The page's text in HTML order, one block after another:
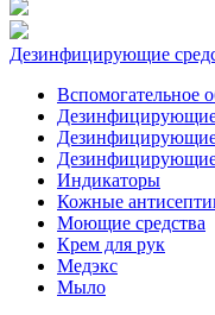
Дезинфицирующие
Вспомогательное
Дезинфицирующие
Дезинфицирующие
Дезинфицирующие
Индикаторы
Кожные
Моющие средства
Крем для рук
Медэкс
Мыло